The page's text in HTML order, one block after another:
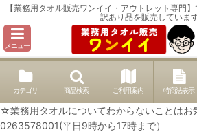
【業務用タオル販売ワンイイ・アウトレット専門
訳あり品を販売しています
メニュー
カテゴリ 商品検索 ご利用案内 特商法表示
☆業務用タオルについてわからないことはお
0263578001(平日9時から17時まで）